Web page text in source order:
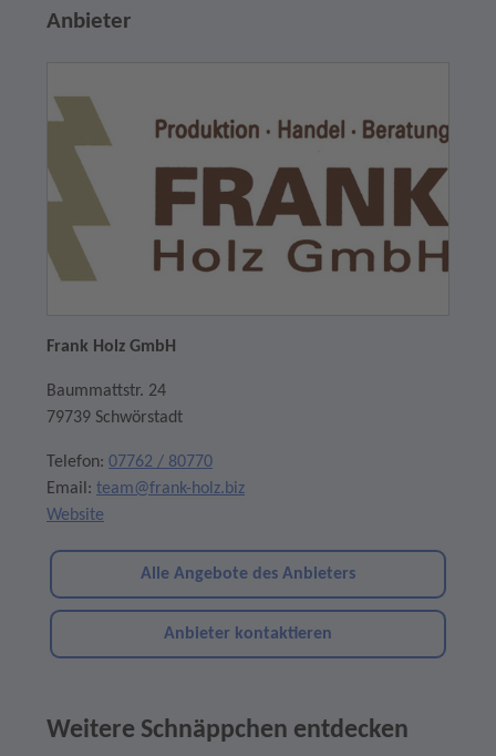
Anbieter
Frank Holz GmbH
Baummattstr. 24
79739 Schwörstadt
Telefon: 07762 / 80770
Email: team@frank-holz.biz
Website
Alle Angebote des Anbieters
Anbieter kontaktieren
Weitere Schnäppchen entdecken